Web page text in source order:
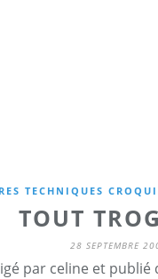
TECHNIQUES
TOUT
28 SEPTEMBRE
par celine et publié